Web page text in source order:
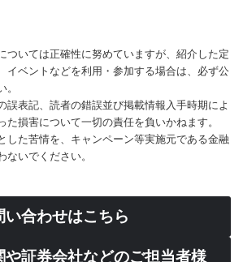
ついては正確性に努めていますが、紹介した定
イベントなどを利用・参加する場合は、必ず公
誤表記、読者の錯誤並び掲載情報入手時期によ
た損害について一切の責任を負いかねます。
した苦情を、キャンペーン等実施元である金融
いでください。
い合わせはこちら
や証券会社などのご担当者様